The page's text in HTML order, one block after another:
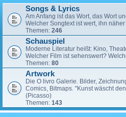
Songs & Lyrics
Am Anfang ist das Wort, das Wort
Welcher Songtext ist wert, ihn
Themen: 246
Schauspiel
Moderne Literatur heißt: Kino,
Welcher Film ist sehenswert?
Themen: 80
Artwork
Die O livro Galerie. Bilder,
Comics, Bitmaps. "Kunst wäscht
(Picasso)
Themen: 143